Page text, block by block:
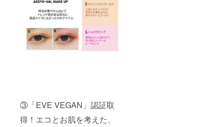
③「EVE VEGAN」認証取
得！エコとお肌を考えた、